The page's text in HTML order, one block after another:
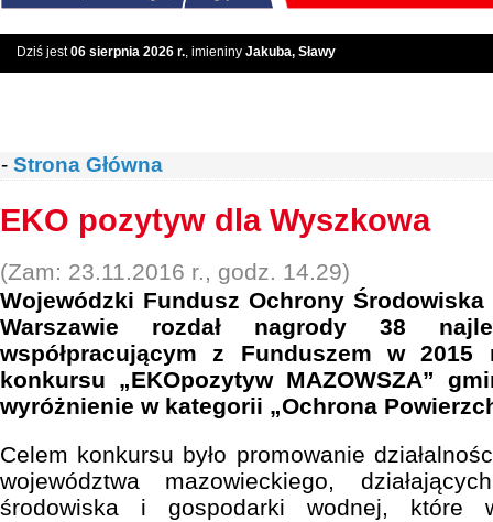
Dziś jest06 sierpnia 2026 r., imieniny Jakuba, Sławy
- Strona Główna
EKO pozytyw dla Wyszkowa
(Zam: 23.11.2016 r., godz. 14.29)
Wojewódzki Fundusz Ochrony
Warszawie rozdał nagrody 38
współpracującym z Funduszem w
konkursu „EKOpozytyw MAZOWSZA”
wyróżnienie w kategorii „Ochrona
Celem konkursu było promowanie
województwa mazowieckiego,
środowiska i gospodarki wodnej, które